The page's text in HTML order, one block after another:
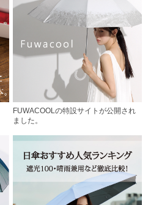
FUWACOOLの特設サイトが公開され
ました。